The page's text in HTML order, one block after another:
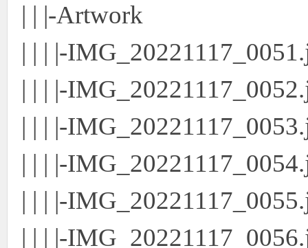
| | |-Artwork
| | | |-
| | | |-
| | | |-
| | | |-
| | | |-
| | | |-